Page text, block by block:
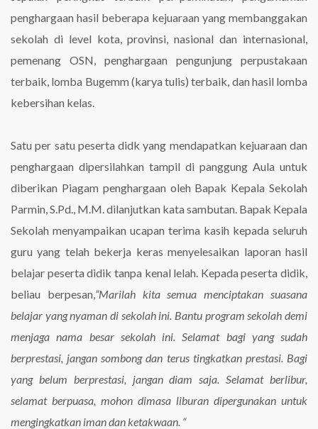
penghargaan hasil beberapa kejuaraan yang membanggakan
sekolah di level kota, provinsi, nasional dan internasional,
pemenang OSN, penghargaan pengunjung perpustakaan
terbaik, lomba Bugemm (karya tulis) terbaik, dan hasil lomba
kebersihan kelas.
Satu per satu peserta didk yang mendapatkan kejuaraan dan
penghargaan dipersilahkan tampil di panggung Aula untuk
diberikan Piagam penghargaan oleh Bapak Kepala Sekolah
Parmin, S.Pd., M.M. dilanjutkan kata sambutan. Bapak Kepala
Sekolah menyampaikan ucapan terima kasih kepada seluruh
guru yang telah bekerja keras menyelesaikan laporan hasil
belajar peserta didik tanpa kenal lelah. Kepada peserta didik,
beliau berpesan,”Marilah kita semua menciptakan suasana
belajar yang nyaman di sekolah ini. Bantu program sekolah demi
menjaga nama besar sekolah ini. Selamat bagi yang sudah
berprestasi, jangan sombong dan terus tingkatkan prestasi. Bagi
yang belum berprestasi, jangan diam saja. Selamat berlibur,
selamat berpuasa, mohon dimasa liburan dipergunakan untuk
mengingkatkan iman dan ketakwaan. “